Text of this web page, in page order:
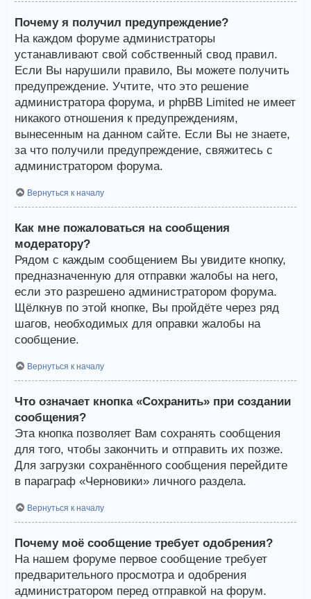
Почему я получил предупреждение?
На каждом форуме администраторы
устанавливают свой собственный свод правил.
Если Вы нарушили правило, Вы можете получить
предупреждение. Учтите, что это решение
администратора форума, и phpBB Limited не имеет
никакого отношения к предупреждениям,
вынесенным на данном сайте. Если Вы не знаете,
за что получили предупреждение, свяжитесь с
администратором форума.
Вернуться к началу
Как мне пожаловаться на сообщения
модератору?
Рядом с каждым сообщением Вы увидите кнопку,
предназначенную для отправки жалобы на него,
если это разрешено администратором форума.
Щёлкнув по этой кнопке, Вы пройдёте через ряд
шагов, необходимых для оправки жалобы на
сообщение.
Вернуться к началу
Что означает кнопка «Сохранить» при создании
сообщения?
Эта кнопка позволяет Вам сохранять сообщения
для того, чтобы закончить и отправить их позже.
Для загрузки сохранённого сообщения перейдите
в параграф «Черновики» личного раздела.
Вернуться к началу
Почему моё сообщение требует одобрения?
На нашем форуме первое сообщение требует
предварительного просмотра и одобрения
администратором перед отправкой на форум.